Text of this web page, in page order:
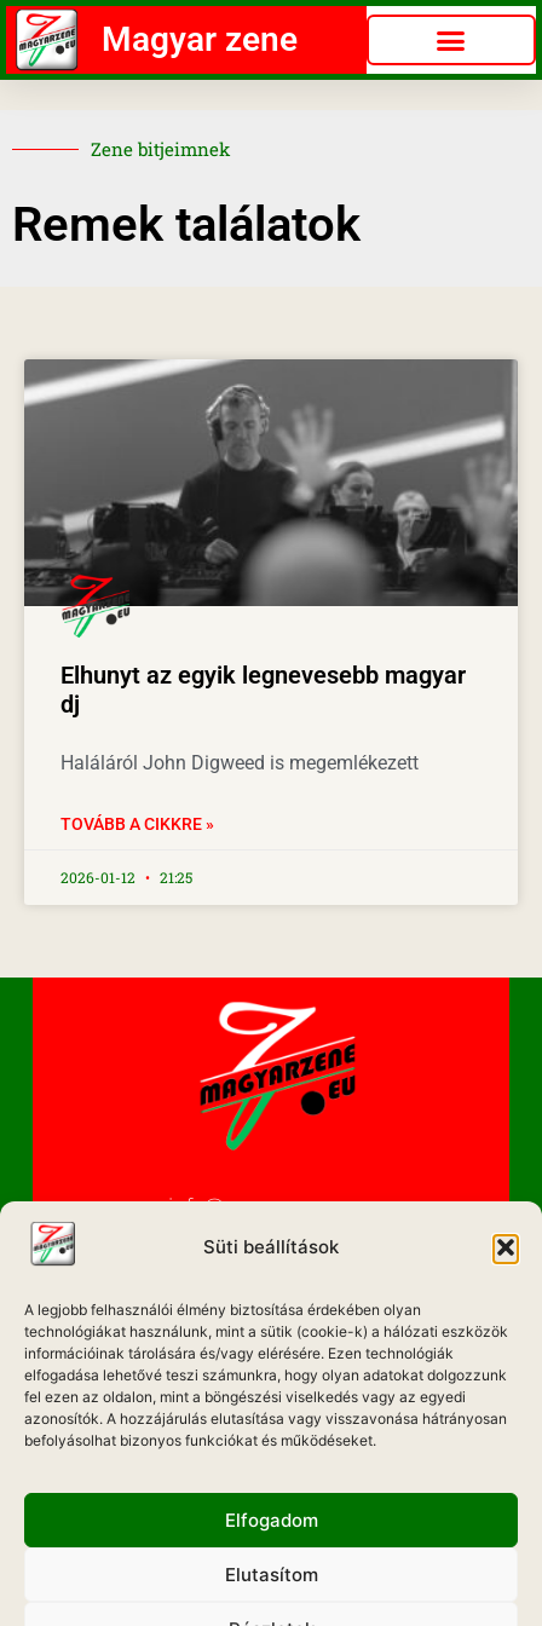
Süti beállítások
A legjobb felhasználói élmény biztosítása érdekében olyan
technológiákat használunk, mint a sütik (cookie-k) a hálózati eszközök
információinak tárolására és/vagy elérésére. Ezen technológiák
elfogadása lehetővé teszi számunkra, hogy olyan adatokat dolgozzunk
fel ezen az oldalon, mint a böngészési viselkedés vagy az egyedi
azonosítók. A hozzájárulás elutasítása vagy visszavonása hátrányosan
befolyásolhat bizonyos funkciókat és működéseket.
Elfogadom
Elutasítom
Magyar zene
Zene bitjeimnek
Remek találatok
Elhunyt az egyik legnevesebb magyar
dj
Haláláról John Digweed is megemlékezett
TOVÁBB A CIKKRE »
2026-01-12 21:25
info@magyarzene.eu
IMPRESSZUM
ETIKAI KÓDEX
MÉDIA AJÁNLAT
ADATKEZELÉSI NYILATKOZAT
Hadd Szóljon!